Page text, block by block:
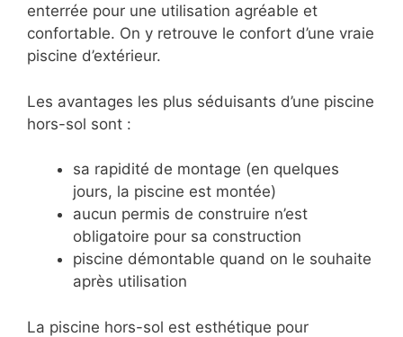
enterrée pour une utilisation agréable et
confortable. On y retrouve le confort d’une vraie
piscine d’extérieur.
Les avantages les plus séduisants d’une piscine
hors-sol sont :
sa rapidité de montage (en quelques
jours, la piscine est montée)
aucun permis de construire n’est
obligatoire pour sa construction
piscine démontable quand on le souhaite
après utilisation
La piscine hors-sol est esthétique pour